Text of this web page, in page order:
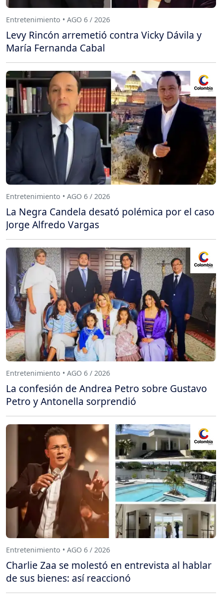
Entretenimiento • AGO 6 / 2026
Levy Rincón arremetió contra Vicky Dávila y
María Fernanda Cabal
Entretenimiento • AGO 6 / 2026
La Negra Candela desató polémica por el caso
Jorge Alfredo Vargas
Entretenimiento • AGO 6 / 2026
La confesión de Andrea Petro sobre Gustavo
Petro y Antonella sorprendió
Entretenimiento • AGO 6 / 2026
Charlie Zaa se molestó en entrevista al hablar
de sus bienes: así reaccionó